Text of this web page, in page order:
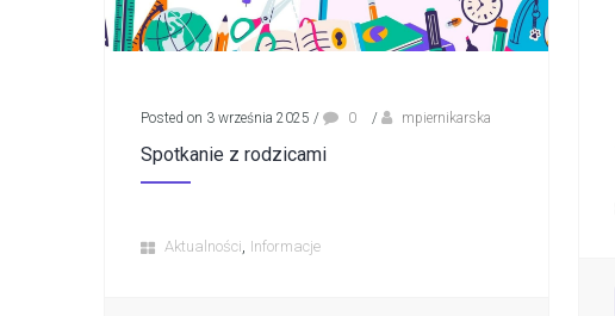
Posted on 3 września 2025 / 0 / mpiernikarska
Spotkanie z rodzicami
Aktualności, Informacje